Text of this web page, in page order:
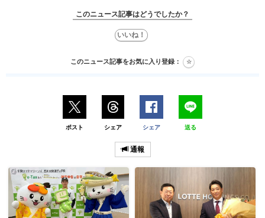
このニュース記事はどうでしたか？
このニュース記事をお気に入り登録：
ポスト シェア シェア 送る
通報